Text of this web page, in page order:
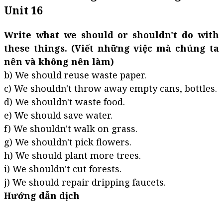
Unit 16
Write what we should or shouldn't do with
these things. (Viết những việc mà chúng ta
nên và không nên làm)
b) We should reuse waste paper.
c) We shouldn't throw away empty cans, bottles.
d) We shouldn't waste food.
e) We should save water.
f) We shouldn't walk on grass.
g) We shouldn't pick flowers.
h) We should plant more trees.
i) We shouldn't cut forests.
j) We should repair dripping faucets.
Hướng dẫn dịch